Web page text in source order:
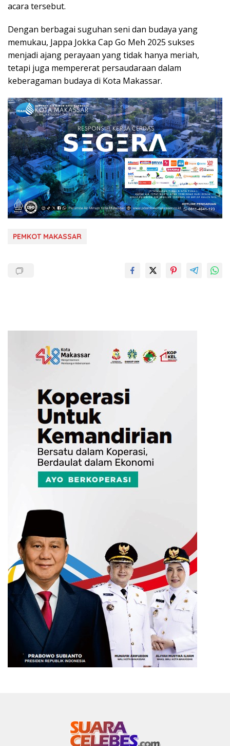
acara tersebut.
Dengan berbagai suguhan seni dan budaya yang
memukau, Jappa Jokka Cap Go Meh 2025 sukses
menjadi ajang perayaan yang tidak hanya meriah,
tetapi juga mempererat persaudaraan dalam
keberagaman budaya di Kota Makassar.
PEMKOT MAKASSAR